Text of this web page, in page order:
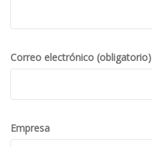
Correo electrónico (obligatorio)
Empresa